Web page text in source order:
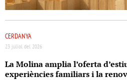
CERDANYA
23 juliol del 2026
La Molina amplia l’oferta
experiències familiars i la